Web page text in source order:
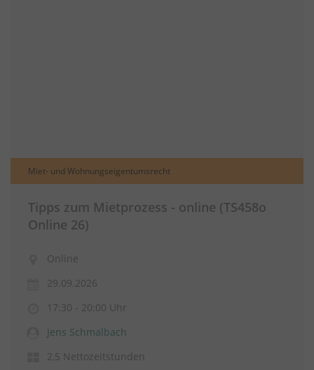
Miet- und Wohnungseigentumsrecht
Tipps zum Mietprozess - online (TS458o
Online 26)
Online
29.09.2026
17:30 - 20:00 Uhr
Jens Schmalbach
2,5 Nettozeitstunden